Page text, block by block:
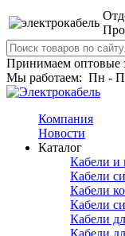
Принимаем оптовые
Мы работаем: Пн -
Компания
Новости
Каталог
Кабели и
Кабели
Кабели
Кабели
Кабели
Кабели